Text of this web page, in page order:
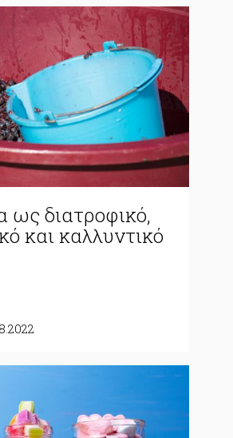
ως διατροφικό,
και καλλυντικό